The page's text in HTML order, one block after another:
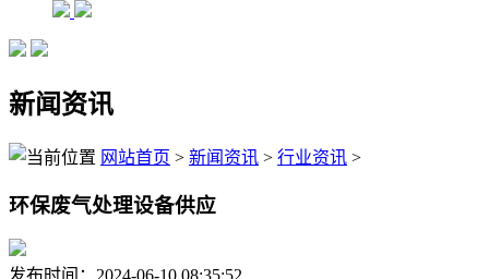
新闻资讯
网站首页 > 新闻资讯 > 行业资讯 >
环保废气处理设备供应